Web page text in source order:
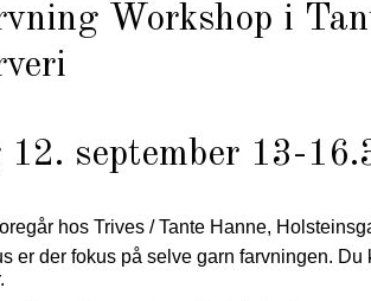
Workshop i
12. september 13-
hos Trives / Tante Hanne,
er der fokus på selve garn farvningen.